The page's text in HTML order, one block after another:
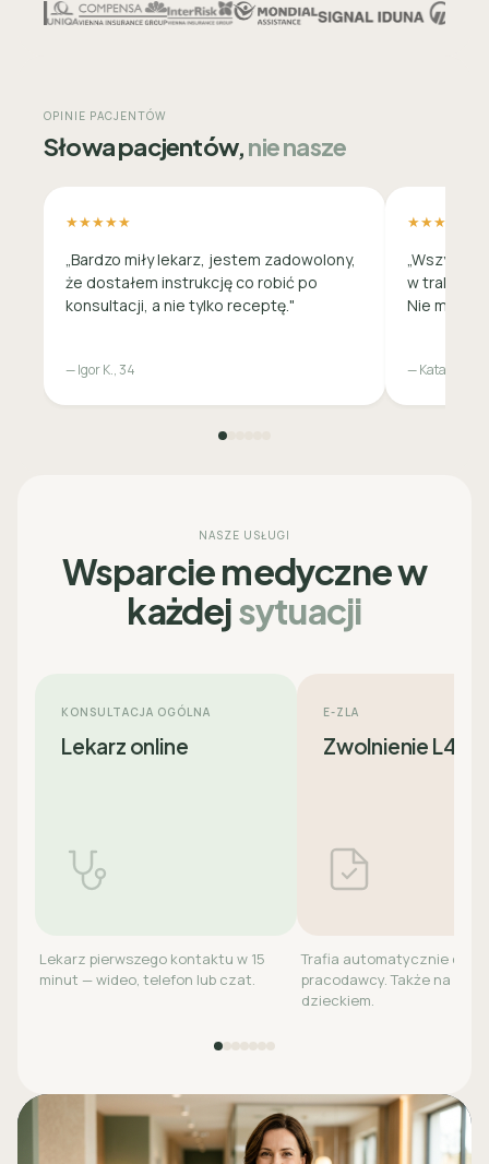
OPINIE PACJENTÓW
Słowa pacjentów,nie nasze
★★★★★
„Bardzo miły lekarz, jestem zadowolony,
że dostałem instrukcję co robić po
konsultacji, a nie tylko receptę."
— Igor K., 34
★★★★★
w trakcie
Nie
— Katarzyna
NASZE USŁUGI
Wsparcie medyczne w
każdejsytuacji
KONSULTACJA OGÓLNA
Lekarz online
Lekarz pierwszego kontaktu w 15
minut — wideo, telefon lub czat.
E-ZLA
Zwolnienie L4
Trafia automatycznie do
pracodawcy. Także na
dzieckiem.